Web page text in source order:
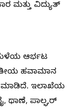
ಮತ್ತು ವಿದ್ಯುತ್
ಮಳೆಯ ಆರ್ಭಟ
ಹವಾಮಾನ
ಇಲಾಖೆಯ
ಥಾಣೆ, ಪಾಲ್ಘರ್